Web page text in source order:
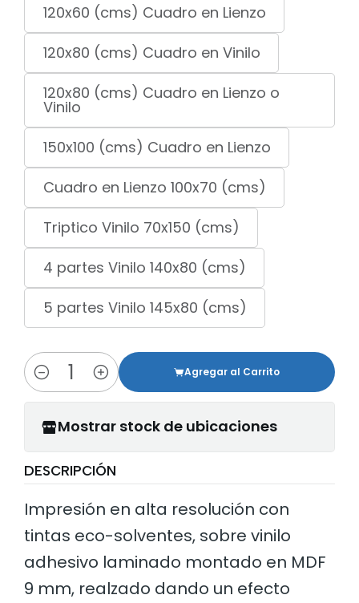
120x60 (cms) Cuadro en Lienzo
120x80 (cms) Cuadro en Vinilo
120x80 (cms) Cuadro en Lienzo o
Vinilo
150x100 (cms) Cuadro en Lienzo
Cuadro en Lienzo 100x70 (cms)
Triptico Vinilo 70x150 (cms)
4 partes Vinilo 140x80 (cms)
5 partes Vinilo 145x80 (cms)
Cantidad
Agregar al Carrito
Mostrar stock de ubicaciones
DESCRIPCIÓN
Impresión en alta resolución con
tintas eco-solventes, sobre vinilo
adhesivo laminado montado en MDF
9 mm, realzado dando un efecto